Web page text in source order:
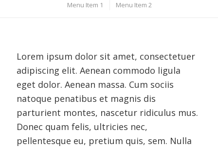
Menu Item 1 Menu Item 2
Lorem ipsum dolor sit amet, consectetuer
adipiscing elit. Aenean commodo ligula
eget dolor. Aenean massa. Cum sociis
natoque penatibus et magnis dis
parturient montes, nascetur ridiculus mus.
Donec quam felis, ultricies nec,
pellentesque eu, pretium quis, sem. Nulla